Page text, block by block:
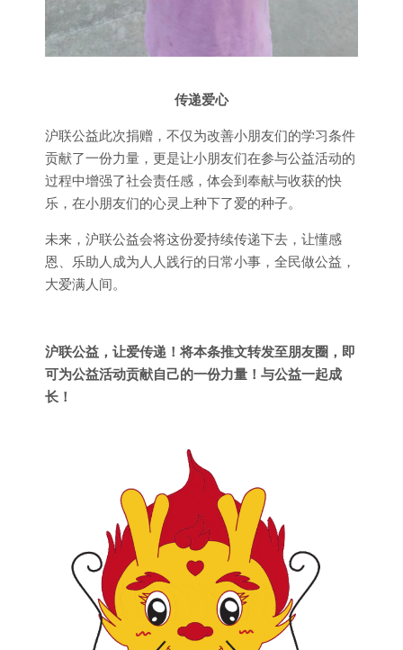
传递爱心
沪联公益此次捐赠，不仅为改善小朋友们的学习条件
贡献了一份力量，更是让小朋友们在参与公益活动的
过程中增强了社会责任感，体会到奉献与收获的快
乐，在小朋友们的心灵上种下了爱的种子。
未来，沪联公益会将这份爱持续传递下去，让懂感
恩、乐助人成为人人践行的日常小事，全民做公益，
大爱满人间。
沪联公益，让爱传递！将本条推文转发至朋友圈，即
可为公益活动贡献自己的一份力量！与公益一起成
长！